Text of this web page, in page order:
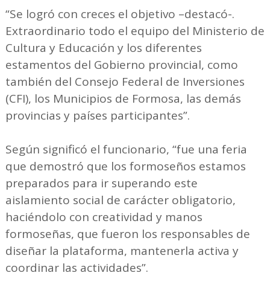
“Se logró con creces el objetivo –destacó-.
Extraordinario todo el equipo del Ministerio de
Cultura y Educación y los diferentes
estamentos del Gobierno provincial, como
también del Consejo Federal de Inversiones
(CFI), los Municipios de Formosa, las demás
provincias y países participantes”.
Según significó el funcionario, “fue una feria
que demostró que los formoseños estamos
preparados para ir superando este
aislamiento social de carácter obligatorio,
haciéndolo con creatividad y manos
formoseñas, que fueron los responsables de
diseñar la plataforma, mantenerla activa y
coordinar las actividades”.